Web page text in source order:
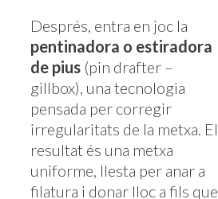
Després, entra en joc la
pentinadora o estiradora
de pius (pin drafter –
gillbox), una tecnologia
pensada per corregir
irregularitats de la metxa. El
resultat és una metxa
uniforme, llesta per anar a
filatura i donar lloc a fils que